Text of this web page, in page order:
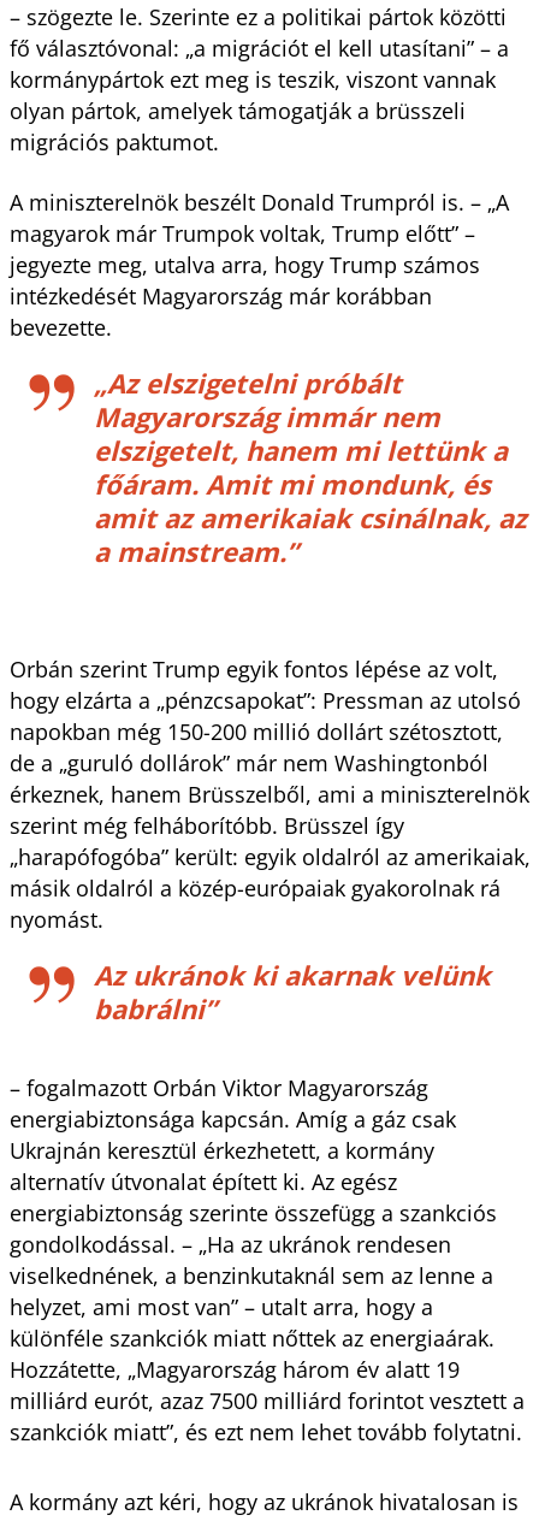
– szögezte le. Szerinte ez a politikai pártok közötti
fő választóvonal: „a migrációt el kell utasítani” – a
kormánypártok ezt meg is teszik, viszont vannak
olyan pártok, amelyek támogatják a brüsszeli
migrációs paktumot.
A miniszterelnök beszélt Donald Trumpról is. – „A
magyarok már Trumpok voltak, Trump előtt” –
jegyezte meg, utalva arra, hogy Trump számos
intézkedését Magyarország már korábban
bevezette.
„Az elszigetelni próbált
Magyarország immár nem
elszigetelt, hanem mi lettünk a
főáram. Amit mi mondunk, és
amit az amerikaiak csinálnak, az
a mainstream.”
Orbán szerint Trump egyik fontos lépése az volt,
hogy elzárta a „pénzcsapokat”: Pressman az utolsó
napokban még 150-200 millió dollárt szétosztott,
de a „guruló dollárok” már nem Washingtonból
érkeznek, hanem Brüsszelből, ami a miniszterelnök
szerint még felháborítóbb. Brüsszel így
„harapófogóba” került: egyik oldalról az amerikaiak,
másik oldalról a közép-európaiak gyakorolnak rá
nyomást.
Az ukránok ki akarnak velünk
babrálni”
– fogalmazott Orbán Viktor Magyarország
energiabiztonsága kapcsán. Amíg a gáz csak
Ukrajnán keresztül érkezhetett, a kormány
alternatív útvonalat épített ki. Az egész
energiabiztonság szerinte összefügg a szankciós
gondolkodással. – „Ha az ukránok rendesen
viselkednének, a benzinkutaknál sem az lenne a
helyzet, ami most van” – utalt arra, hogy a
különféle szankciók miatt nőttek az energiaárak.
Hozzátette, „Magyarország három év alatt 19
milliárd eurót, azaz 7500 milliárd forintot vesztett a
szankciók miatt”, és ezt nem lehet tovább folytatni.
A kormány azt kéri, hogy az ukránok hivatalosan is